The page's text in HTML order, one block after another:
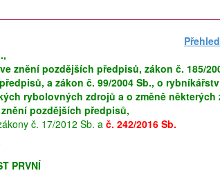
znění pozdějších předpisů, zákon č. 185/
a zákon č. 99/2004 Sb., o
rybolovných zdrojů a o změně některých
pozdějších předpisů,
č. 17/2012 Sb. a č. 242/2016 Sb.
PRVNÍ